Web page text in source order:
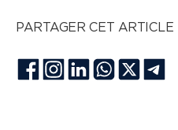
PARTAGER CET ARTICLE